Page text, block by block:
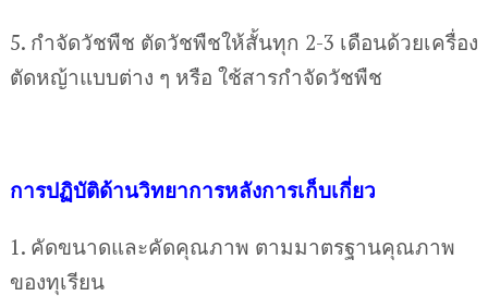
5. กำจัดวัชพืช ตัดวัชพืชให้สั้นทุก 2-3 เดือนด้วยเครื่อง
ตัดหญ้าแบบต่าง ๆ หรือ ใช้สารกำจัดวัชพืช
การปฏิบัติด้านวิทยาการหลังการเก็บเกี่ยว
1. คัดขนาดและคัดคุณภาพ ตามมาตรฐานคุณภาพ
ของทุเรียน